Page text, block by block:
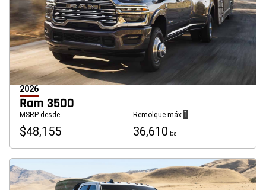
2026
Ram 3500
MSRP desde
$48,155
Remolque máx.(
Divulgación
1
36,610 lbs